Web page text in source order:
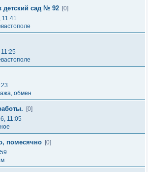
детский сад № 92 [0]
11:41
обмен
[0]
11:05
помесячно [0]